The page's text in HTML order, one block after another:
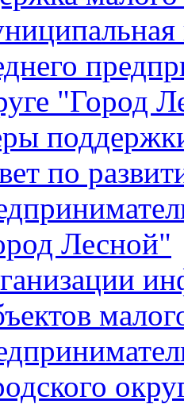
"Город
по
Лесной"